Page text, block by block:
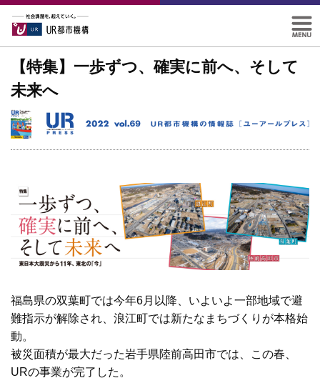
【特集】一歩ずつ、確実に前へ、そして
未来へ
福島県の双葉町では今年6月以降、いよいよ一部地域で避
難指示が解除され、浪江町では新たなまちづくりが本格始
動。
被災面積が最大だった岩手県陸前高田市では、この春、
URの事業が完了した。